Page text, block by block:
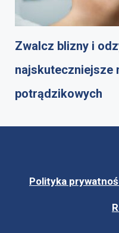
Zwalcz blizny i
najskuteczniejsze
potrądzikowych
Polityka